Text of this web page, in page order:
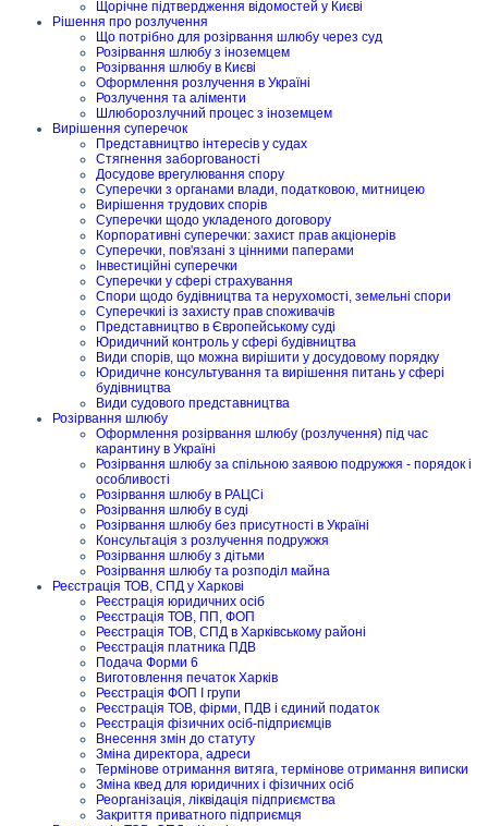
Щорічне підтвердження відомостей у Києві
Рішення про розлучення
Що потрібно для розірвання шлюбу через суд
Розірвання шлюбу з іноземцем
Розірвання шлюбу в Києві
Оформлення розлучення в Україні
Розлучення та аліменти
Шлюборозлучний процес з іноземцем
Вирішення суперечок
Представництво інтересів у судах
Стягнення заборгованості
Досудове врегулювання спору
Суперечки з органами влади, податковою, митницею
Вирішення трудових спорів
Суперечки щодо укладеного договору
Корпоративні суперечки: захист прав акціонерів
Суперечки, пов'язані з цінними паперами
Інвестиційні суперечки
Суперечки у сфері страхування
Спори щодо будівництва та нерухомості, земельні спори
Суперечкиі із захисту прав споживачів
Представництво в Європейському суді
Юридичний контроль у сфері будівництва
Види спорів, що можна вирішити у досудовому порядку
Юридичне консультування та вирішення питань у сфері
будівництва
Види судового представництва
Розірвання шлюбу
Оформлення розірвання шлюбу (розлучення) під час
карантину в Україні
Розірвання шлюбу за спільною заявою подружжя - порядок і
особливості
Розірвання шлюбу в РАЦСі
Розірвання шлюбу в суді
Розірвання шлюбу без присутності в Україні
Консультація з розлучення подружжя
Розірвання шлюбу з дітьми
Розірвання шлюбу та розподіл майна
Реєстрація ТОВ, СПД у Харкові
Реєстрація юридичних осіб
Реєстрація ТОВ, ПП, ФОП
Реєстрація ТОВ, СПД в Харківському районі
Реєстрація платника ПДВ
Подача Форми 6
Виготовлення печаток Харків
Реєстрація ФОП I групи
Реєстрація ТОВ, фірми, ПДВ і єдиний податок
Реєстрація фізичних осіб-підприємців
Внесення змін до статуту
Зміна директора, адреси
Термінове отримання витяга, термінове отримання виписки
Зміна квед для юридичних і фізичних осіб
Реорганізація, ліквідація підприємства
Закриття приватного підприємця